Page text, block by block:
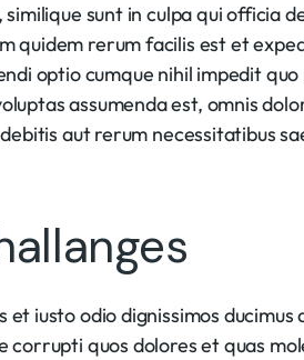
sunt in culpa qui officia
quidem rerum facilis est et
optio cumque nihil impedit
assumenda est, omnis
aut rerum necessitatibus
et iusto odio dignissimos
corrupti quos dolores et quas